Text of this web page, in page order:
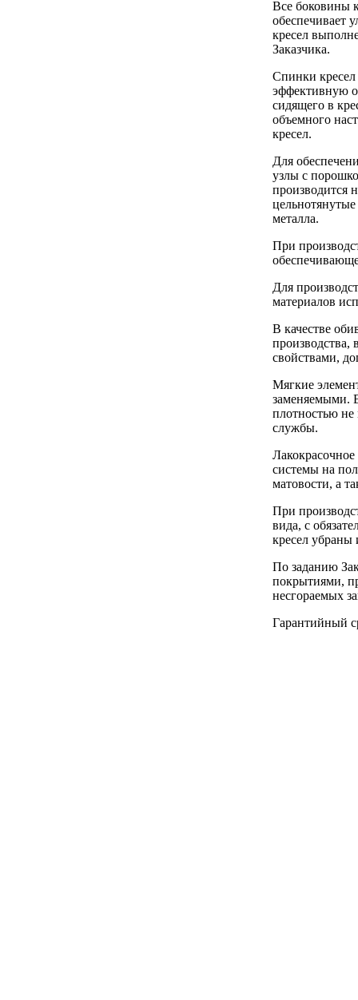
Все боковины
обеспечивает
кресел
Заказчика.
Спинки
эффективную
сидящего в
объемного
кресел.
Для
узлы с
производится
металла.
При
Для
материалов
В качестве
производства,
свойствами,
Мягкие
заменяемыми.
плотностью не
службы.
системы на
матовости, а
При
вида, с
кресел
По заданию
покрытиями,
несгораемых
Гарантийный